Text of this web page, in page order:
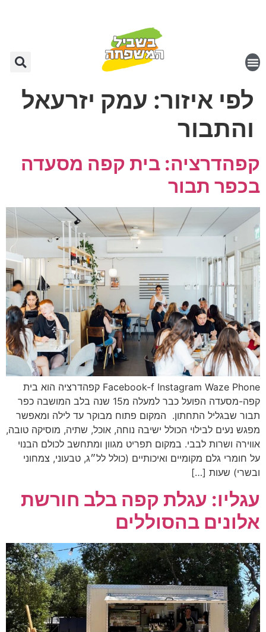
לפי איזור: עמק יזרעאל
והתבור
קפהדרציה: בית קפה מסעדה
בכפר תבור
Facebook-f Instagram Waze Phone קפהדרציה הוא בית
קפה-מסעדה הפועל כבר למעלה מ15 שנה בלב המושבה כפר
תבור שבגליל התחתון. המקום פתוח מבוקר עד לילה ומאפשר
מפגש נעים לבילוי הכולל ישיבה נוחה, אוכל, שתיה, מוסיקה טובה,
אווירה ושרות לבבי. במקום תפריט מגוון ומתחשב לכולם הבנוי
על חומרי גלם מקומיים ואיכותיים (כולל לל״ג, טבעוני, צמחוני
ובשרי) שעות […]
עגליו: עגלת קפה בלב חורשת
אלונים בהסוללים